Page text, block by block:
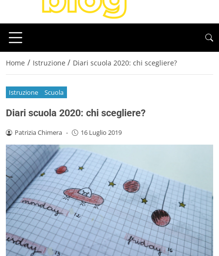
Home / Istruzione / Diari scuola 2020: chi scegliere?
Istruzione Scuola
Diari scuola 2020: chi scegliere?
Patrizia Chimera - 16 Luglio 2019